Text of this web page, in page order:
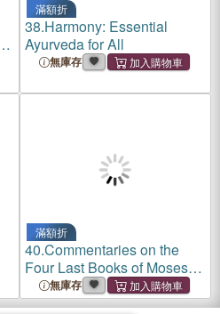
滿額折
38.Harmony: Essential
Ayurveda for All
無庫存
滿額折
40.Commentaries on the
Four Last Books of Moses
Arranged in the Form of a
Harmony, Volume 1
無庫存